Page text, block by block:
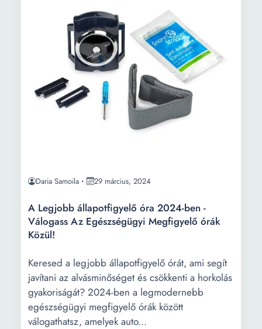
Daria Samoila 29 március, 2024
A Legjobb állapotfigyelő óra 2024-ben -
Válogass Az Egészségügyi Megfigyelő órák
Közül!
Keresed a legjobb állapotfigyelő órát, ami segít
javítani az alvásminőséget és csökkenti a horkolás
gyakoriságát? 2024-ben a legmodernebb
egészségügyi megfigyelő órák között
válogathatsz, amelyek auto...